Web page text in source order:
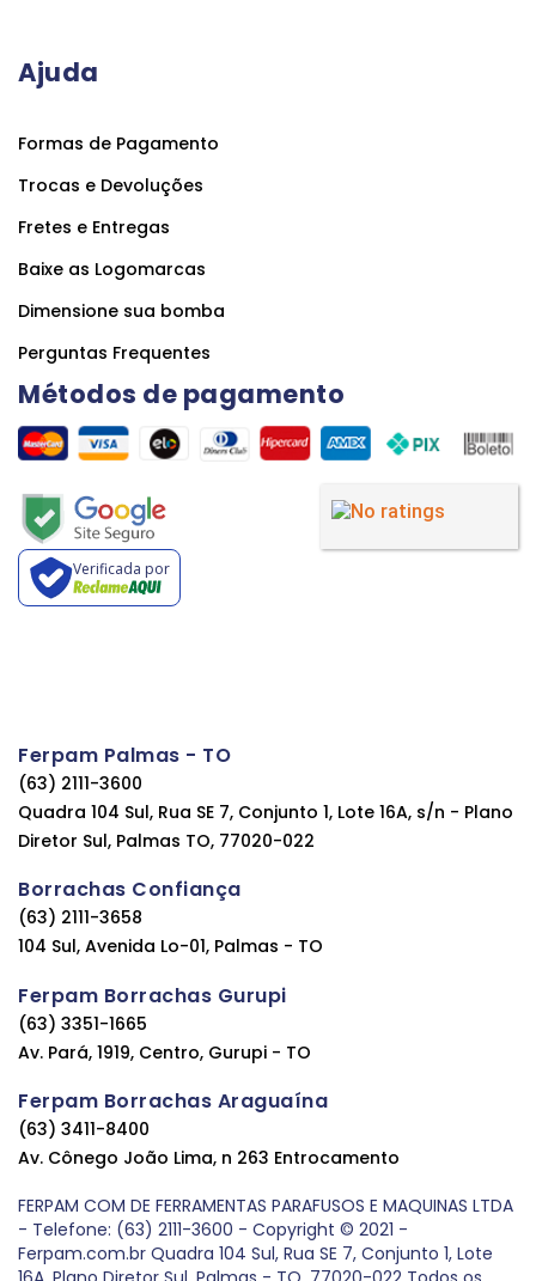
Ajuda
Formas de Pagamento
Trocas e Devoluções
Fretes e Entregas
Baixe as Logomarcas
Dimensione sua bomba
Perguntas Frequentes
Métodos de pagamento
Verificada por
Ferpam Palmas - TO
(63) 2111-3600
Quadra 104 Sul, Rua SE 7, Conjunto 1, Lote 16A, s/n - Plano
Diretor Sul, Palmas TO, 77020-022
Borrachas Confiança
(63) 2111-3658
104 Sul, Avenida Lo-01, Palmas - TO
Ferpam Borrachas Gurupi
(63) 3351-1665
Av. Pará, 1919, Centro, Gurupi - TO
Ferpam Borrachas Araguaína
(63) 3411-8400
Av. Cônego João Lima, n 263 Entrocamento
FERPAM COM DE FERRAMENTAS PARAFUSOS E MAQUINAS LTDA
- Telefone: (63) 2111-3600 - Copyright © 2021 -
Ferpam.com.br Quadra 104 Sul, Rua SE 7, Conjunto 1, Lote